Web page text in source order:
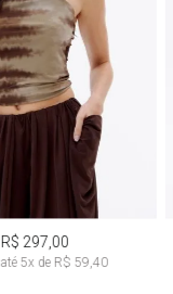
G
R$ 297,00
até 5x de R$ 59,40